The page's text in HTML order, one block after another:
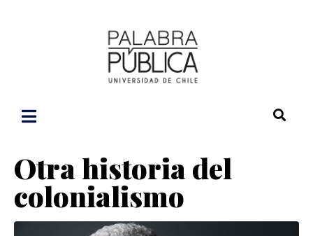
Otra historia del
colonialismo